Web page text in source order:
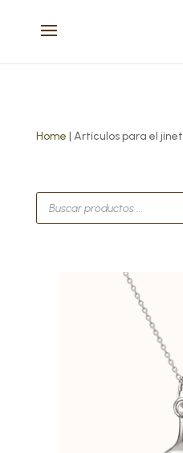
Home | Artículos para el
Búsqueda
productos